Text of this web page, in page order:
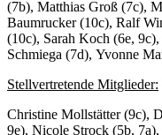
(7b), Matthias Groß (7c),
Baumrucker (10c), Ralf
(10c), Sarah Koch (6e,
Schmiega (7d), Yvonne
Stellvertretende Mitglieder:
Christine Mollstätter (9c),
9e), Nicole Strock (5b,